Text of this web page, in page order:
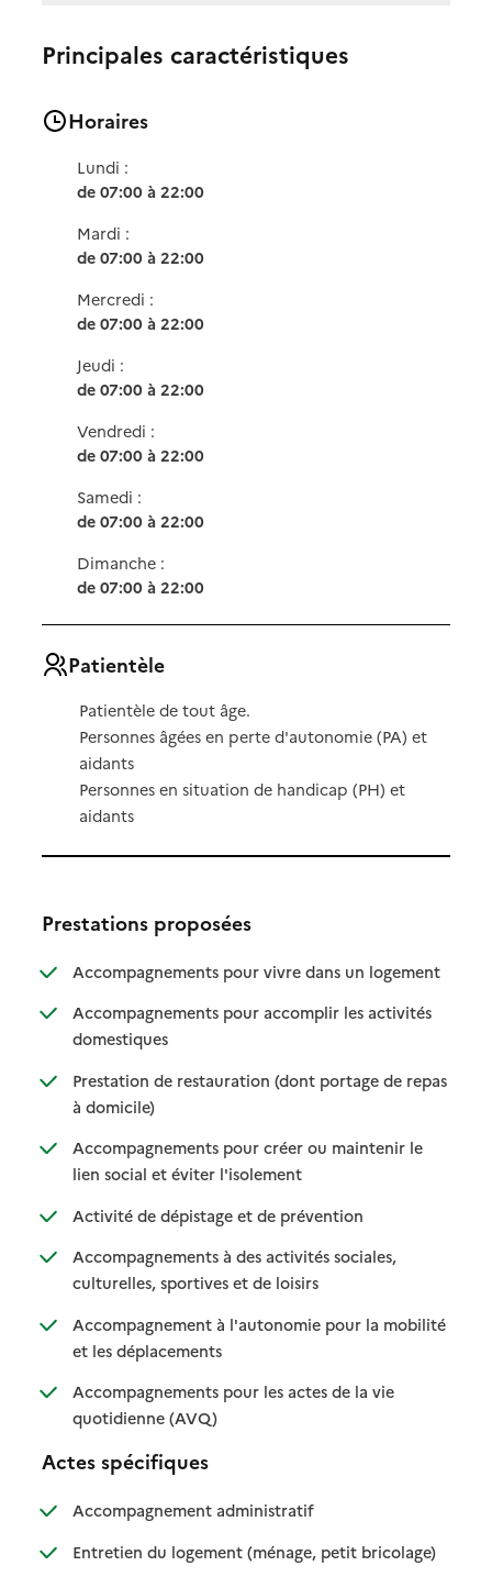
Principales caractéristiques
Horaires
Lundi :
de 07:00 à 22:00
Mardi :
de 07:00 à 22:00
Mercredi :
de 07:00 à 22:00
Jeudi :
de 07:00 à 22:00
Vendredi :
de 07:00 à 22:00
Samedi :
de 07:00 à 22:00
Dimanche :
de 07:00 à 22:00
Patientèle
Patientèle de tout âge.
Personnes âgées en perte d'autonomie (PA) et
aidants
Personnes en situation de handicap (PH) et
aidants
Prestations proposées
Accompagnements pour vivre dans un logement
:
: non
Accompagnements pour accomplir les activités
domestiques: disponible
: non disponible
Prestation de restauration (dont portage de repas
à domicile): disponible
: non disponible
Accompagnements pour créer ou maintenir le
lien social et éviter l'isolement: disponible
: non disponible
Activité de dépistage et de prévention: disponible
: non disponible
Accompagnements à des activités sociales,
culturelles, sportives et de loisirs: disponible
: non disponible
Accompagnement à l'autonomie pour la mobilité
et les déplacements: disponible
: non disponible
Accompagnements pour les actes de la vie
quotidienne (AVQ): disponible
: non disponible
Actes spécifiques
Accompagnement administratif: disponible
: non disponible
Entretien du logement (ménage, petit bricolage): disponible
: non